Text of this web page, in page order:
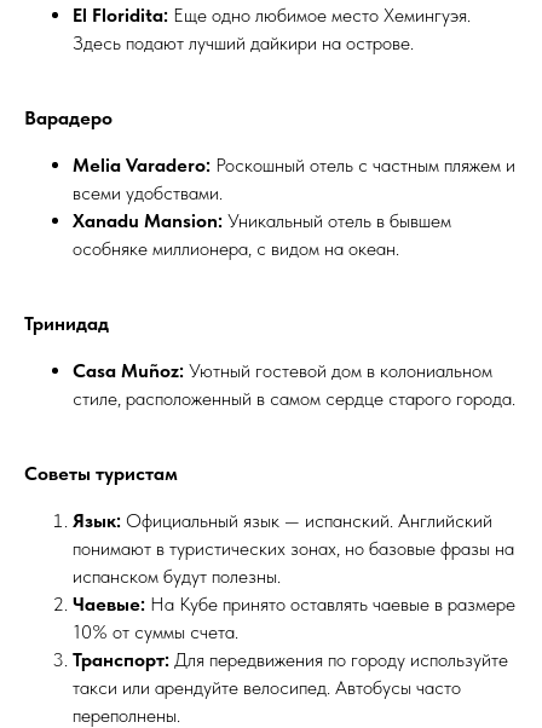
El Floridita: Еще одно любимое место Хемингуэя.
Здесь подают лучший дайкири на острове.
Варадеро
Melia Varadero: Роскошный отель с частным пляжем и
всеми удобствами.
Xanadu Mansion: Уникальный отель в бывшем
особняке миллионера, с видом на океан.
Тринидад
Casa Muñoz: Уютный гостевой дом в колониальном
стиле, расположенный в самом сердце старого города.
Советы туристам
Язык: Официальный язык — испанский. Английский
понимают в туристических зонах, но базовые фразы на
испанском будут полезны.
Чаевые: На Кубе принято оставлять чаевые в размере
10% от суммы счета.
Транспорт: Для передвижения по городу используйте
такси или арендуйте велосипед. Автобусы часто
переполнены.